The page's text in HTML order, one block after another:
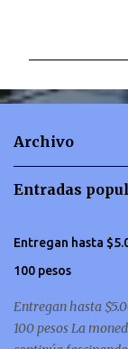
n
Archivo
Entradas
Entregan hasta
100 pesos
Entregan hasta
100 pesos La